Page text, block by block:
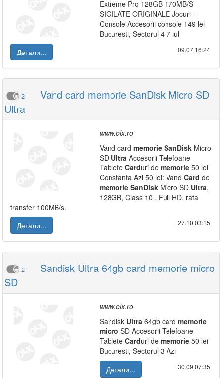
Extreme Pro 128GB 170MB/S
SIGILATE ORIGINALE Jocuri -
Console Accesorii console 149 lei
Bucuresti, Sectorul 4 7 iul
Детали...
09.07|16:24
2
Vand card memorie SanDisk Micro SD
Ultra
www.olx.ro
Vand card memorie SanDisk Micro
SD Ultra Accesorii Telefoane -
Tablete Carduri de memorie 50 lei
Constanta Azi 50 lei: Vand Card de
memorie SanDisk Micro SD Ultra,
128GB, Class 10 , Full HD, rata
transfer 100MB/s.
Детали...
27.10|03:15
2
Sandisk Ultra 64gb card memorie micro
SD
www.olx.ro
Sandisk Ultra 64gb card memorie
micro SD Accesorii Telefoane -
Tablete Carduri de memorie 50 lei
Bucuresti, Sectorul 3 Azi
Детали...
30.09|07:35